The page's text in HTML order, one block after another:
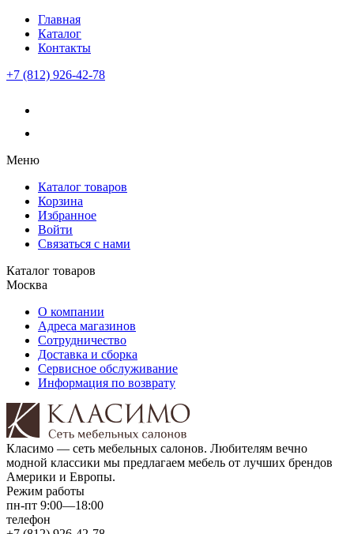
Главная
Каталог
Контакты
+7 (812) 926-42-78
Меню
Каталог товаров
Корзина
Избранное
Войти
Связаться с нами
Каталог товаров
Москва
О компании
Адреса магазинов
Сотрудничество
Доставка и сборка
Сервисное обслуживание
Информация по возврату
Класимо — cеть мебельных салонов. Любителям вечно
модной классики мы предлагаем мебель от лучших брендов
Америки и Европы.
Режим работы
пн-пт 9:00—18:00
телефон